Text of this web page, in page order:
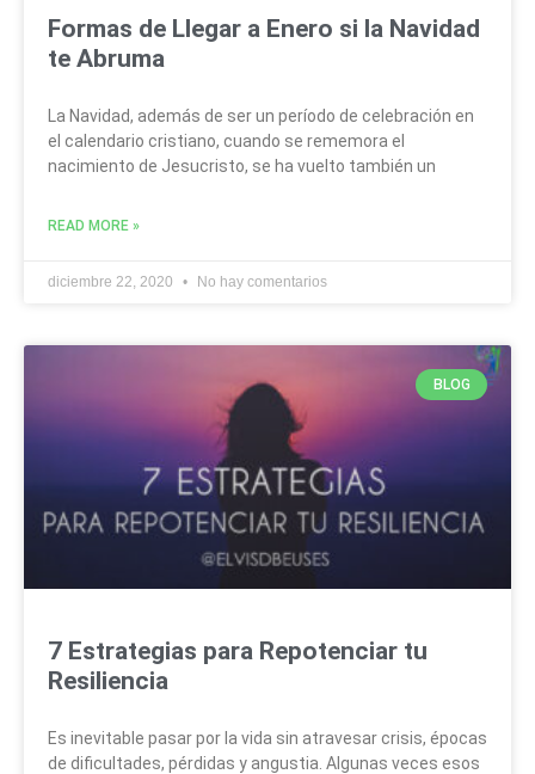
Formas de Llegar a Enero si la Navidad
te Abruma
La Navidad, además de ser un período de celebración en
el calendario cristiano, cuando se rememora el
nacimiento de Jesucristo, se ha vuelto también un
READ MORE »
diciembre 22, 2020 No hay comentarios
BLOG
7 Estrategias para Repotenciar tu
Resiliencia
Es inevitable pasar por la vida sin atravesar crisis, épocas
de dificultades, pérdidas y angustia. Algunas veces esos